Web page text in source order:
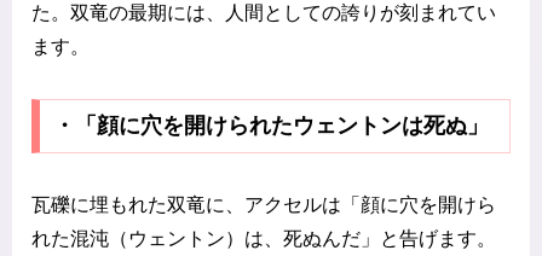
た。双竜の最期には、人間としての誇りが刻まれてい
ます。
・「顔に穴を開けられたウェントンは死ぬ」
瓦礫に埋もれた双竜に、アクセルは「顔に穴を開けら
れた混沌（ウェントン）は、死ぬんだ」と告げます。